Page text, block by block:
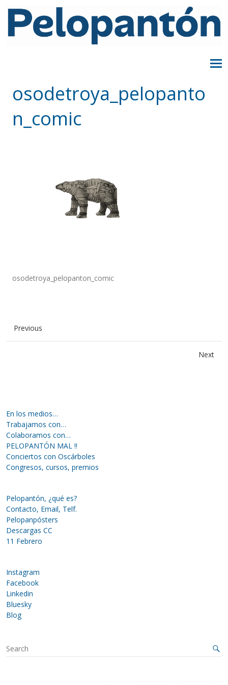
osodetroya_pelopanto
n_comic
osodetroya_pelopanton_comic
Previous
Next
En los medios…
Trabajamos con…
Colaboramos con…
PELOPANTÓN MAL !!
Conciertos con Oscárboles
Congresos, cursos, premios
Pelopantón, ¿qué es?
Contacto, Email, Telf.
Pelopanpósters
Descargas CC
11 Febrero
Instagram
Facebook
Linkedin
Bluesky
Blog
S
e